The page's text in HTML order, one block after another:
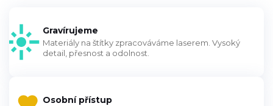
Gravírujeme
Materiály na štítky zpracováváme laserem. Vysoký
detail, přesnost a odolnost.
Osobní přístup